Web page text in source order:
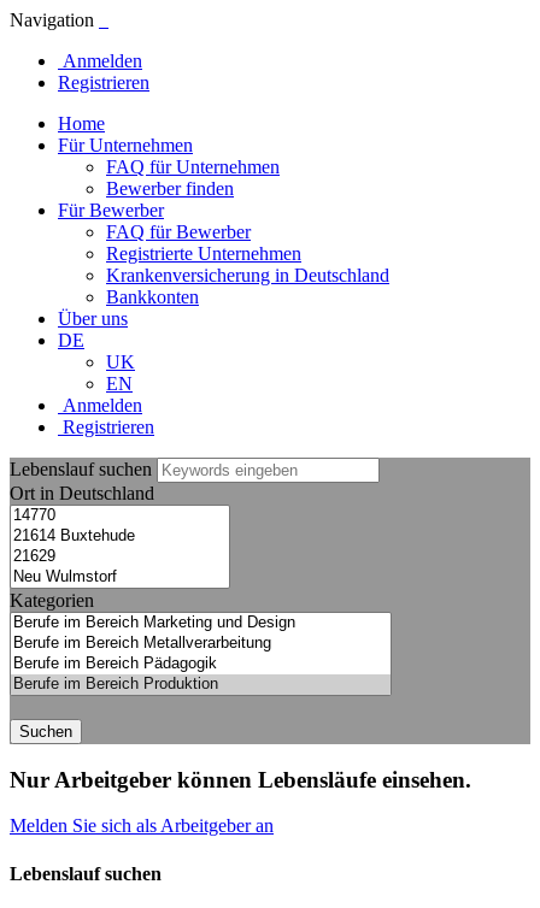
Navigation
Anmelden
Registrieren
Home
Für Unternehmen
FAQ für Unternehmen
Bewerber finden
Für Bewerber
FAQ für Bewerber
Registrierte Unternehmen
Krankenversicherung in Deutschland
Bankkonten
Über uns
DE
UK
EN
Anmelden
Registrieren
Lebenslauf suchen
Ort in Deutschland
Kategorien
Suchen
Nur Arbeitgeber können Lebensläufe einsehen.
Melden Sie sich als Arbeitgeber an
Lebenslauf suchen